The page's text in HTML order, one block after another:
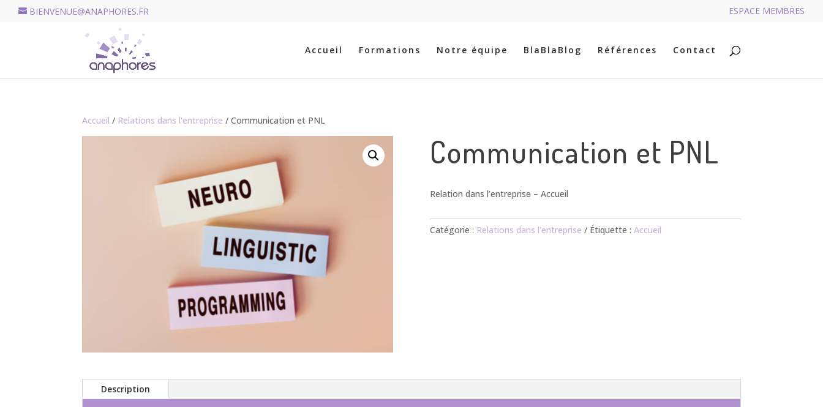
BIENVENUE@ANAPHORES.FR ESPACE MEMBRES
Accueil Formations Notre équipe BlaBlaBlog Références Contact
Accueil / Relations dans l'entreprise / Communication et PNL
Communication et PNL
Relation dans l’entreprise – Accueil
Catégorie : Relations dans l'entreprise Étiquette : Accueil
Description